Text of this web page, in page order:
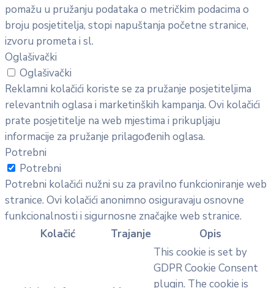
pomažu u pružanju podataka o metričkim podacima o
broju posjetitelja, stopi napuštanja početne stranice,
izvoru prometa i sl.
Oglašivački
Oglašivački
Reklamni kolačići koriste se za pružanje posjetiteljima
relevantnih oglasa i marketinških kampanja. Ovi kolačići
prate posjetitelje na web mjestima i prikupljaju
informacije za pružanje prilagođenih oglasa.
Potrebni
Potrebni
Potrebni kolačići nužni su za pravilno funkcioniranje web
stranice. Ovi kolačići anonimno osiguravaju osnovne
funkcionalnosti i sigurnosne značajke web stranice.
Kolačić
Trajanje Opis
This cookie is set by
GDPR Cookie Consent
plugin. The cookie is